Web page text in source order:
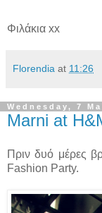
Φιλάκια xx
Florendia at 11:26
Wednesday, 7
Marni at
Πριν δυό μέρες
Fashion Party.